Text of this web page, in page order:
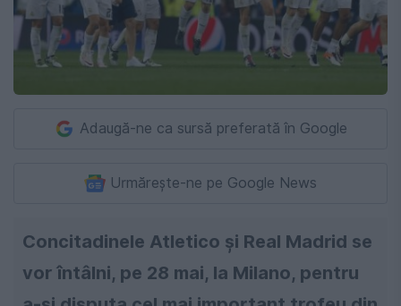
Adaugă-ne ca sursă preferată în Google
Urmărește-ne pe Google News
Concitadinele Atletico și Real Madrid se
vor întâlni, pe 28 mai, la Milano, pentru